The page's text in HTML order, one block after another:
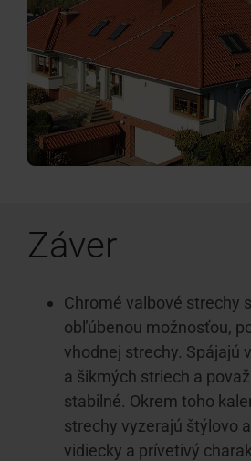
Záver
Chromé valbové strechy
obľúbenou možnosťou,
vhodnej strechy. Spájajú
a šikmých striech a
stabilné. Okrem toho
strechy vyzerajú štýlovo
vidiecky a prívetivý